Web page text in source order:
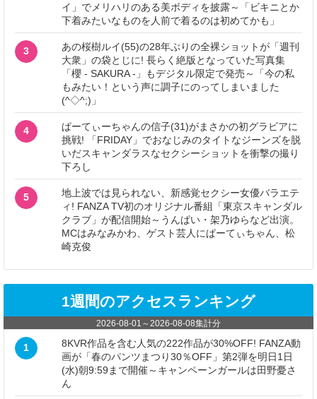
イ」でメリハリのある美ボディを披露～「ビキニとか
下着みたいなものを人前で着るのは初めてかも」
3
あの桜樹ルイ(55)の28年ぶりの全裸ショットが「週刊
大衆」の袋とじに! 長らく絶版となっていた写真集
「櫻 - SAKURA -」もデジタル限定で発売～「今の私
もみたい！という声に調子にのってしまいました
(^◇^;)」
4
ぱーてぃーちゃんの信子(31)がまさかの初グラビアに
挑戦! 「FRIDAY」でおなじみのタイトなジーンズを脱
いだスキャンダラスなセクシーショットを衝撃の撮り
下ろし
5
地上波では見られない、新感覚セクシー女優バラエテ
ィ! FANZA TV初のオリジナル番組「東京スキャンダル
クラブ」が配信開始～うんぱい・架乃ゆらなど出演。
MCはみなみかわ、ゲスト芸人にぱーてぃちゃん、松
崎克俊
1週間のアクセスランキング
2026-08-01 ～2026-08-08集計分
1
8KVR作品を含む人気の222作品が30%OFF! FANZA動
画が「春のパンツまつり30％OFF」第2弾を明日1日
(水)朝9:59まで開催～キャンペーンガールは田野憂さ
ん